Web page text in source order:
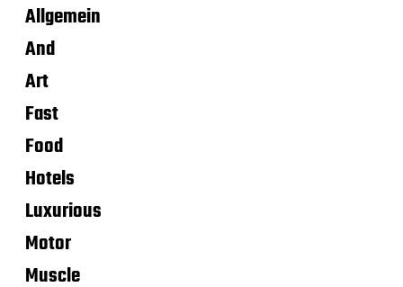
Allgemein
And
Art
Fast
Food
Hotels
Luxurious
Motor
Muscle